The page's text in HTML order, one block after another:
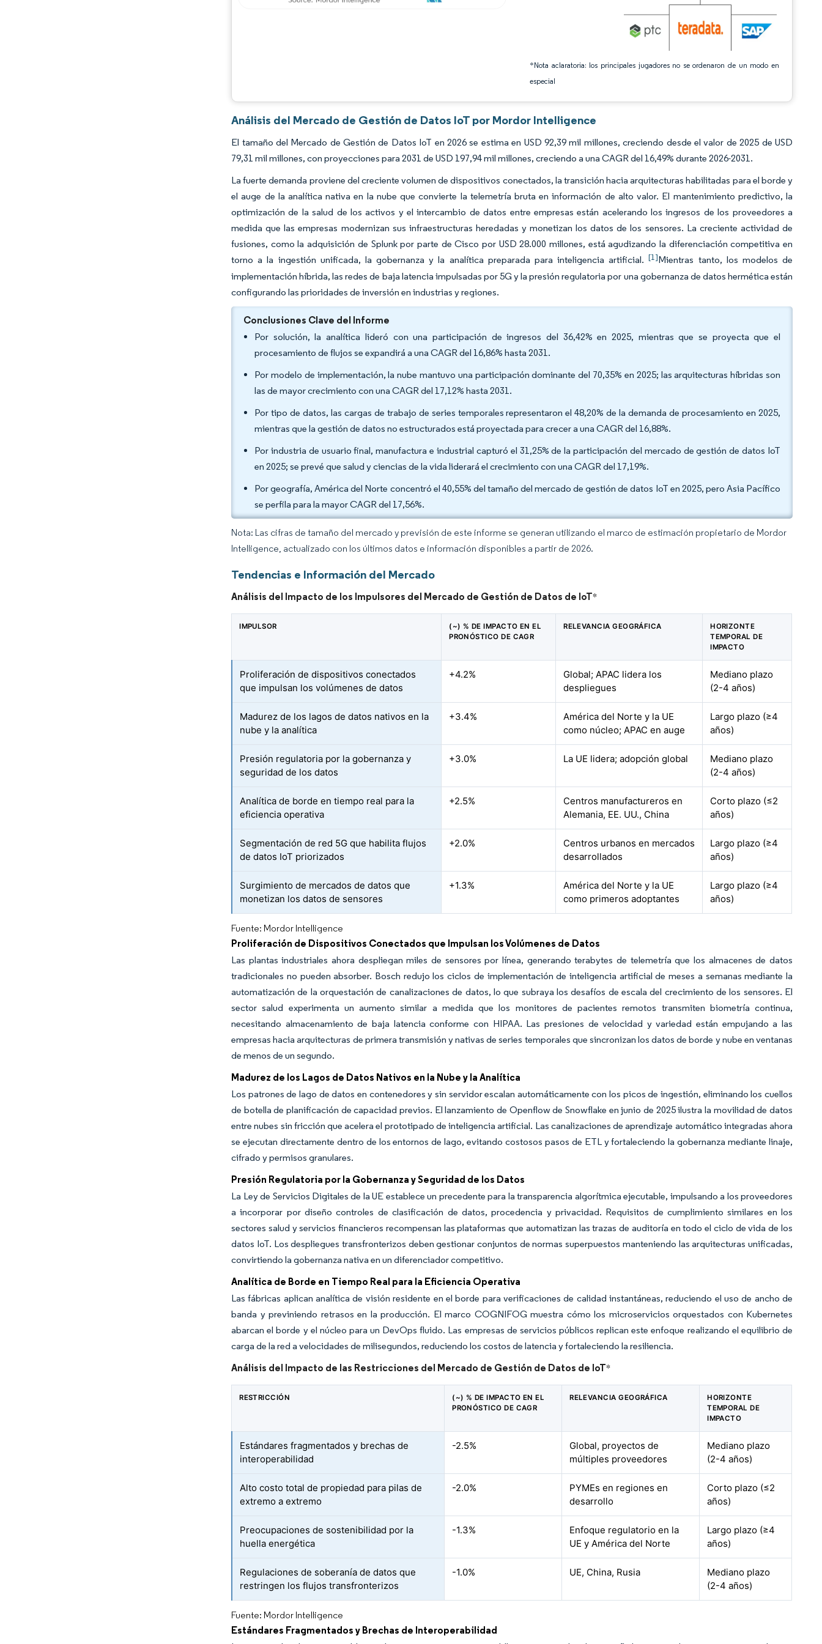
*Nota aclaratoria: los principales jugadores no se ordenaron de un modo en
especial
Análisis del Mercado de Gestión de Datos IoT por Mordor Intelligence
El tamaño del Mercado de Gestión de Datos IoT en 2026 se estima en USD 92,39 mil millones, creciendo desde el valor de 2025 de USD
79,31 mil millones, con proyecciones para 2031 de USD 197,94 mil millones, creciendo a una CAGR del 16,49% durante 2026-2031.
La fuerte demanda proviene del creciente volumen de dispositivos conectados, la transición hacia arquitecturas habilitadas para el borde y
el auge de la analítica nativa en la nube que convierte la telemetría bruta en información de alto valor. El mantenimiento predictivo, la
optimización de la salud de los activos y el intercambio de datos entre empresas están acelerando los ingresos de los proveedores a
medida que las empresas modernizan sus infraestructuras heredadas y monetizan los datos de los sensores. La creciente actividad de
fusiones, como la adquisición de Splunk por parte de Cisco por USD 28.000 millones, está agudizando la diferenciación competitiva en
torno a la ingestión unificada, la gobernanza y la analítica preparada para inteligencia artificial.[1]Mientras tanto, los modelos de
implementación híbrida, las redes de baja latencia impulsadas por 5G y la presión regulatoria por una gobernanza de datos hermética están
configurando las prioridades de inversión en industrias y regiones.
Conclusiones Clave del Informe
Por solución, la analítica lideró con una participación de ingresos del 36,42% en 2025, mientras que se proyecta que el
procesamiento de flujos se expandirá a una CAGR del 16,86% hasta 2031.
Por modelo de implementación, la nube mantuvo una participación dominante del 70,35% en 2025; las arquitecturas híbridas son
las de mayor crecimiento con una CAGR del 17,12% hasta 2031.
Por tipo de datos, las cargas de trabajo de series temporales representaron el 48,20% de la demanda de procesamiento en 2025,
mientras que la gestión de datos no estructurados está proyectada para crecer a una CAGR del 16,88%.
Por industria de usuario final, manufactura e industrial capturó el 31,25% de la participación del mercado de gestión de datos IoT
en 2025; se prevé que salud y ciencias de la vida liderará el crecimiento con una CAGR del 17,19%.
Por geografía, América del Norte concentró el 40,55% del tamaño del mercado de gestión de datos IoT en 2025, pero Asia Pacífico
se perfila para la mayor CAGR del 17,56%.
Nota: Las cifras de tamaño del mercado y previsión de este informe se generan utilizando el marco de estimación propietario de Mordor
Intelligence, actualizado con los últimos datos e información disponibles a partir de 2026.
Tendencias e Información del Mercado
Análisis del Impacto de los Impulsores del Mercado de Gestión de Datos de IoT*
IMPULSOR
(~) % DE IMPACTO EN EL
PRONÓSTICO DE CAGR
RELEVANCIA GEOGRÁFICA
HORIZONTE
TEMPORAL DE
IMPACTO
Proliferación de dispositivos conectados
que impulsan los volúmenes de datos
+4.2%
Global; APAC lidera los
despliegues
Mediano plazo
(2-4 años)
Madurez de los lagos de datos nativos en la
nube y la analítica
+3.4%
América del Norte y la UE
como núcleo; APAC en auge
Largo plazo (≥4
años)
Presión regulatoria por la gobernanza y
seguridad de los datos
+3.0% La UE lidera; adopción global
Mediano plazo
(2-4 años)
Analítica de borde en tiempo real para la
eficiencia operativa
+2.5%
Centros manufactureros en
Alemania, EE. UU., China
Corto plazo (≤2
años)
Segmentación de red 5G que habilita flujos
de datos IoT priorizados
+2.0%
Centros urbanos en mercados
desarrollados
Largo plazo (≥4
años)
Surgimiento de mercados de datos que
monetizan los datos de sensores
+1.3%
América del Norte y la UE
como primeros adoptantes
Largo plazo (≥4
años)
Fuente: Mordor Intelligence
Proliferación de Dispositivos Conectados que Impulsan los Volúmenes de Datos
Las plantas industriales ahora despliegan miles de sensores por línea, generando terabytes de telemetría que los almacenes de datos
tradicionales no pueden absorber. Bosch redujo los ciclos de implementación de inteligencia artificial de meses a semanas mediante la
automatización de la orquestación de canalizaciones de datos, lo que subraya los desafíos de escala del crecimiento de los sensores. El
sector salud experimenta un aumento similar a medida que los monitores de pacientes remotos transmiten biometría continua,
necesitando almacenamiento de baja latencia conforme con HIPAA. Las presiones de velocidad y variedad están empujando a las
empresas hacia arquitecturas de primera transmisión y nativas de series temporales que sincronizan los datos de borde y nube en ventanas
de menos de un segundo.
Madurez de los Lagos de Datos Nativos en la Nube y la Analítica
Los patrones de lago de datos en contenedores y sin servidor escalan automáticamente con los picos de ingestión, eliminando los cuellos
de botella de planificación de capacidad previos. El lanzamiento de Openflow de Snowflake en junio de 2025 ilustra la movilidad de datos
entre nubes sin fricción que acelera el prototipado de inteligencia artificial. Las canalizaciones de aprendizaje automático integradas ahora
se ejecutan directamente dentro de los entornos de lago, evitando costosos pasos de ETL y fortaleciendo la gobernanza mediante linaje,
cifrado y permisos granulares.
Presión Regulatoria por la Gobernanza y Seguridad de los Datos
La Ley de Servicios Digitales de la UE establece un precedente para la transparencia algorítmica ejecutable, impulsando a los proveedores
a incorporar por diseño controles de clasificación de datos, procedencia y privacidad. Requisitos de cumplimiento similares en los
sectores salud y servicios financieros recompensan las plataformas que automatizan las trazas de auditoría en todo el ciclo de vida de los
datos IoT. Los despliegues transfronterizos deben gestionar conjuntos de normas superpuestos manteniendo las arquitecturas unificadas,
convirtiendo la gobernanza nativa en un diferenciador competitivo.
Analítica de Borde en Tiempo Real para la Eficiencia Operativa
Las fábricas aplican analítica de visión residente en el borde para verificaciones de calidad instantáneas, reduciendo el uso de ancho de
banda y previniendo retrasos en la producción. El marco COGNIFOG muestra cómo los microservicios orquestados con Kubernetes
abarcan el borde y el núcleo para un DevOps fluido. Las empresas de servicios públicos replican este enfoque realizando el equilibrio de
carga de la red a velocidades de milisegundos, reduciendo los costos de latencia y fortaleciendo la resiliencia.
Análisis del Impacto de las Restricciones del Mercado de Gestión de Datos de IoT*
RESTRICCIÓN
(~) % DE IMPACTO EN EL
PRONÓSTICO DE CAGR
RELEVANCIA GEOGRÁFICA
HORIZONTE
TEMPORAL DE
IMPACTO
Estándares fragmentados y brechas de
interoperabilidad
-2.5%
Global, proyectos de
múltiples proveedores
Mediano plazo
(2-4 años)
Alto costo total de propiedad para pilas de
extremo a extremo
-2.0%
PYMEs en regiones en
desarrollo
Corto plazo (≤2
años)
Preocupaciones de sostenibilidad por la
huella energética
-1.3%
Enfoque regulatorio en la
UE y América del Norte
Largo plazo (≥4
años)
Regulaciones de soberanía de datos que
restringen los flujos transfronterizos
-1.0% UE, China, Rusia
Mediano plazo
(2-4 años)
Fuente: Mordor Intelligence
Estándares Fragmentados y Brechas de Interoperabilidad